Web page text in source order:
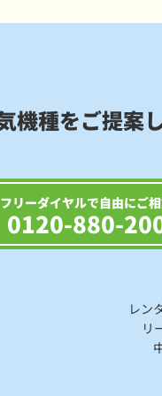
機種をご提案
フリーダイヤルで自由にご
0120-880-
レン
リ